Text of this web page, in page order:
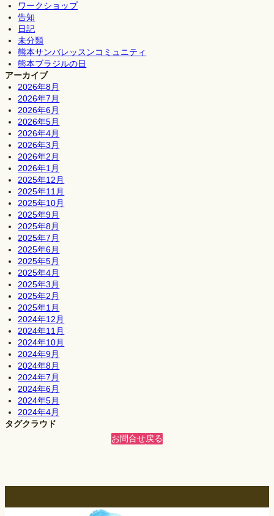
ワークショップ
告知
日記
未分類
熊本サンバレッスンコミュニティ
熊本ブラジルの日
アーカイブ
2026年8月
2026年7月
2026年6月
2026年5月
2026年4月
2026年3月
2026年2月
2026年1月
2025年12月
2025年11月
2025年10月
2025年9月
2025年8月
2025年7月
2025年6月
2025年5月
2025年4月
2025年3月
2025年2月
2025年1月
2024年12月
2024年11月
2024年10月
2024年9月
2024年8月
2024年7月
2024年6月
2024年5月
2024年4月
タグクラウド
お問合せ戻る